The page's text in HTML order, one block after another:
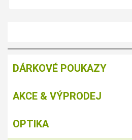
DÁRKOVÉ POUKAZY
AKCE & VÝPRODEJ
OPTIKA